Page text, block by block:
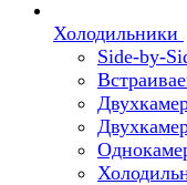
Холодильники
Side-by-